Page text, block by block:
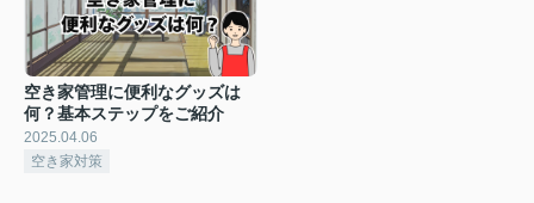
空き家管理に便利なグッズは
何？基本ステップをご紹介
2025.04.06
空き家対策